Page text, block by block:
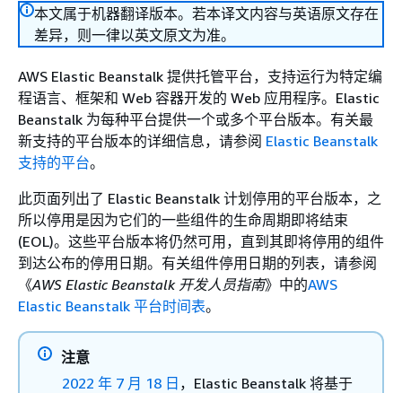
本文属于机器翻译版本。若本译文内容与英语原文存在
差异，则一律以英文原文为准。
AWS Elastic Beanstalk 提供托管平台，支持运行为特定编
程语言、框架和 Web 容器开发的 Web 应用程序。Elastic
Beanstalk 为每种平台提供一个或多个平台版本。有关最
新支持的平台版本的详细信息，请参阅 Elastic Beanstalk
支持的平台。
此页面列出了 Elastic Beanstalk 计划停用的平台版本，之
所以停用是因为它们的一些组件的生命周期即将结束
(EOL)。这些平台版本将仍然可用，直到其即将停用的组件
到达公布的停用日期。有关组件停用日期的列表，请参阅
《AWS Elastic Beanstalk 开发人员指南》中的AWS
Elastic Beanstalk 平台时间表。
注意
2022 年 7 月 18 日 ，Elastic Beanstalk 将基于